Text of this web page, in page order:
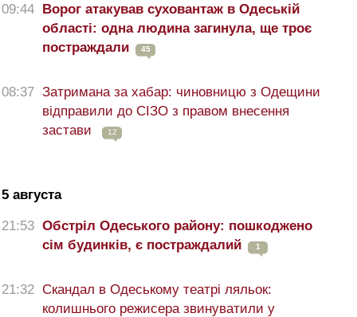
09:44 Ворог атакував суховантаж в Одеській
області: одна людина загинула, ще троє
постраждали
45
08:37 Затримана за хабар: чиновницю з Одещини
відправили до СІЗО з правом внесення
застави
12
5 августа
21:53 Обстріл Одеського району: пошкоджено
сім будинків, є постраждалий
1
21:32 Скандал в Одеському театрі ляльок:
колишнього режисера звинуватили у